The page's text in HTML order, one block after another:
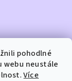
pohodlné
webu neustále
Více